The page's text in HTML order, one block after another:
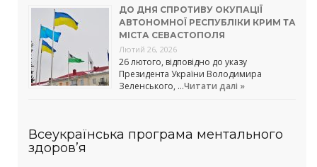
ДО ДНЯ СПРОТИВУ ОКУПАЦІЇ
АВТОНОМНОЇ РЕСПУБЛІКИ КРИМ ТА
МІСТА СЕВАСТОПОЛЯ
Лютий 26, 2026
26 лютого, відповідно до указу
Президента України Володимира
Зеленського, …Читати далі »
Всеукраїнська програма ментального
здоров’я